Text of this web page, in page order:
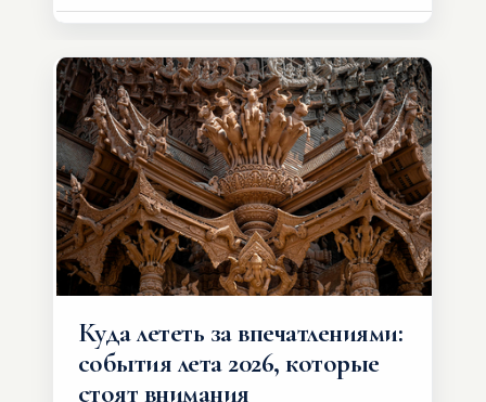
возможности обменной системы
значительно шире. Среди них есть
и Африка — континент, который
способен подарить совершенно иной
формат путешествия.
Куда лететь за впечатлениями:
события лета 2026, которые
стоят внимания